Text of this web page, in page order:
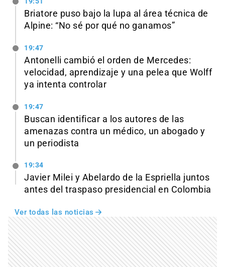
Briatore puso bajo la lupa al área técnica de
Alpine: “No sé por qué no ganamos”
19:47
Antonelli cambió el orden de Mercedes:
velocidad, aprendizaje y una pelea que Wolff
ya intenta controlar
19:47
Buscan identificar a los autores de las
amenazas contra un médico, un abogado y
un periodista
19:34
Javier Milei y Abelardo de la Espriella juntos
antes del traspaso presidencial en Colombia
Ver todas las noticias